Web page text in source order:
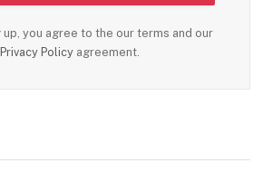
up, you agree to the our terms and our
Privacy Policy agreement.